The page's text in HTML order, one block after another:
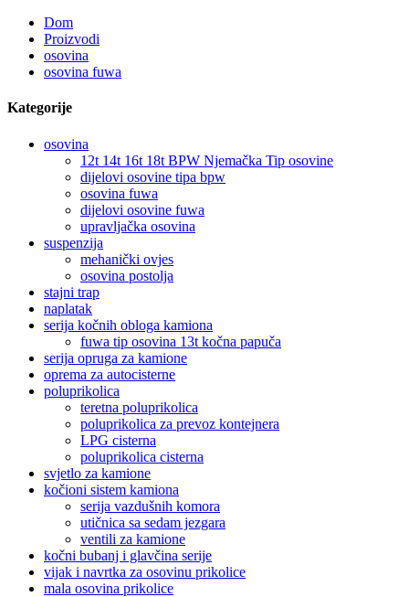
Dom
Proizvodi
osovina
osovina fuwa
Kategorije
osovina
12t 14t 16t 18t BPW Njemačka Tip osovine
dijelovi osovine tipa bpw
osovina fuwa
dijelovi osovine fuwa
upravljačka osovina
suspenzija
mehanički ovjes
osovina postolja
stajni trap
naplatak
serija kočnih obloga kamiona
fuwa tip osovina 13t kočna papuča
serija opruga za kamione
oprema za autocisterne
poluprikolica
teretna poluprikolica
poluprikolica za prevoz kontejnera
LPG cisterna
poluprikolica cisterna
svjetlo za kamione
kočioni sistem kamiona
serija vazdušnih komora
utičnica sa sedam jezgara
ventili za kamione
kočni bubanj i glavčina serije
vijak i navrtka za osovinu prikolice
mala osovina prikolice